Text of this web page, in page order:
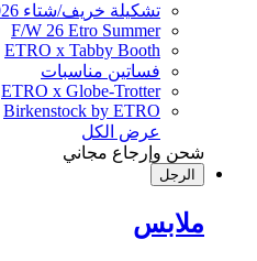
تشكيلة خريف/شتاء 2026
F/W 26 Etro Summer
ETRO x Tabby Booth
فساتين مناسبات
ETRO x Globe-Trotter
Birkenstock by ETRO
عرض الكل
شحن وإرجاع مجاني
الرجل
ملابس